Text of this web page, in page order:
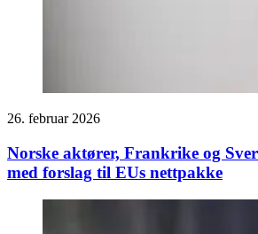
26. februar 2026
Norske aktører, Frankrike og
med forslag til EUs nettpakke